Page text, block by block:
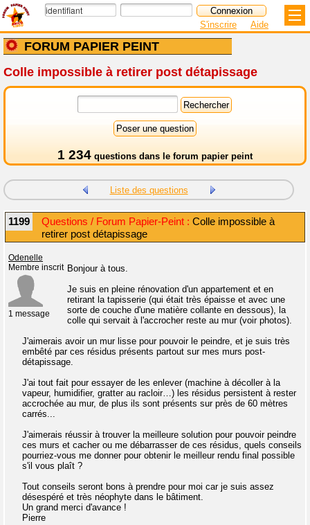
FORUM PAPIER PEINT
S'inscrire Aide
Colle impossible à retirer post détapissage
1 234 questions dans le forum papier peint
Liste des questions
1199 Questions / Forum Papier-Peint : Colle impossible à
retirer post détapissage
Odenelle
Membre inscrit
1 message
Bonjour à tous.
Je suis en pleine rénovation d'un appartement et en
retirant la tapisserie (qui était très épaisse et avec une
sorte de couche d'une matière collante en dessous), la
colle qui servait à l'accrocher reste au mur (voir photos).
J'aimerais avoir un mur lisse pour pouvoir le peindre, et je suis très
embêté par ces résidus présents partout sur mes murs post-
détapissage.
J'ai tout fait pour essayer de les enlever (machine à décoller à la
vapeur, humidifier, gratter au racloir…) les résidus persistent à rester
accrochée au mur, de plus ils sont présents sur près de 60 mètres
carrés...
J'aimerais réussir à trouver la meilleure solution pour pouvoir peindre
ces murs et cacher ou me débarrasser de ces résidus, quels conseils
pourriez-vous me donner pour obtenir le meilleur rendu final possible
s'il vous plaît ?
Tout conseils seront bons à prendre pour moi car je suis assez
désespéré et très néophyte dans le bâtiment.
Un grand merci d'avance !
Pierre